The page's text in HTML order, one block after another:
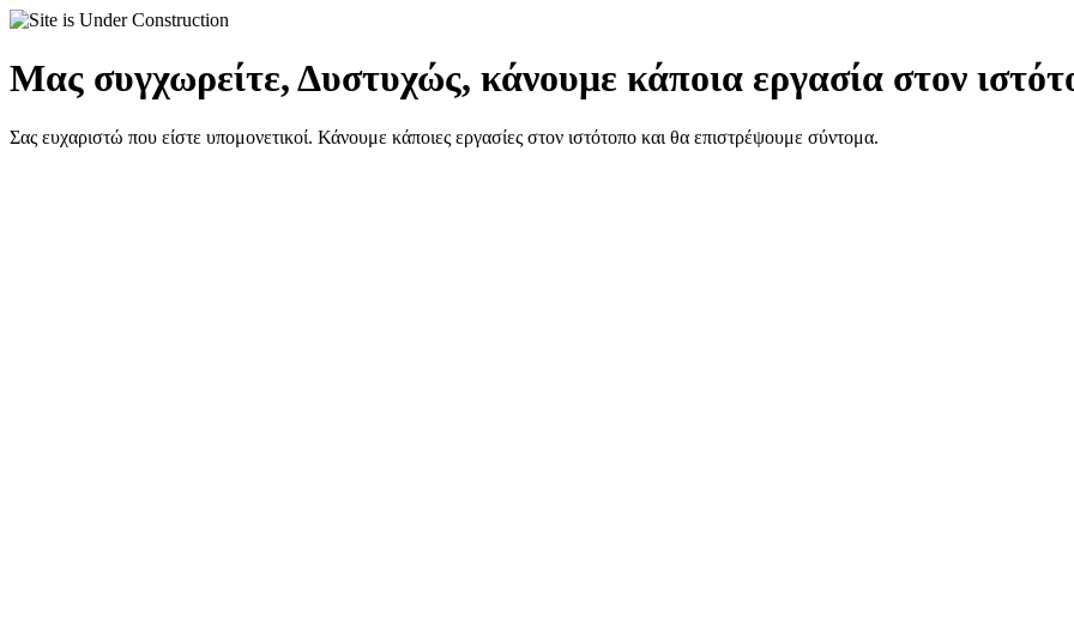
Μας συγχωρείτε, Δυστυχώς, κάνουμε κάποια εργασία στον
Σας ευχαριστώ που είστε υπομονετικοί. Κάνουμε κάποιες εργασίες στον ιστότοπο και θα επιστρέψουμε σύντομα.